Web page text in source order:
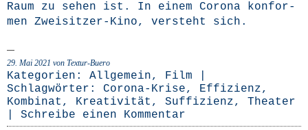
Raum zu sehen ist. In einem Coro­na kon­for­
men Zwei­­si­t­­zer-Kino, ver­steht sich.
29. Mai 2021 von Textur-Buero
Kategorien: Allgemein, Film
Schlagwörter: Corona-Krise, Effizienz,
Kombinat , Kreativität , Suffizienz, Theater
Schreibe einen Kommentar